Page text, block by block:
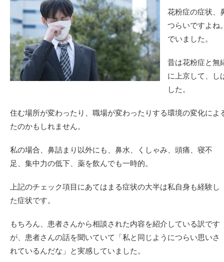
花粉症の症状、
つらいですよね
でいました。
昔は花粉症と無
に上京して、し
した。
住む場所が変わったり、職場が変わったりする環境の変化に
たのかもしれません。
私の場合、鼻詰まり以外にも、鼻水、くしゃみ、頭痛、寝不
足、集中力の低下、薬を飲んでも一時的。
上記のチェック項目にあてはまる症状の大半は私自身も経験し
た症状です。
もちろん、患者さんから相談された内容を紹介している訳です
が、患者さんの話を聞いていて「私と同じようにつらい思いさ
れているんだな」と実感していました。